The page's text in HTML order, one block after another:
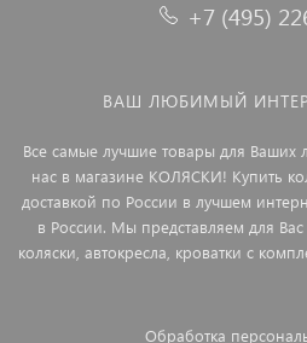
+7 (495)
ВАШ ЛЮБИМЫЙ
Все самые лучшие товары для Ваших
нас в магазине КОЛЯСКИ! Купить
доставкой по России в лучшем
в России. Мы представляем для
коляски, автокресла, кроватки с
Обработка